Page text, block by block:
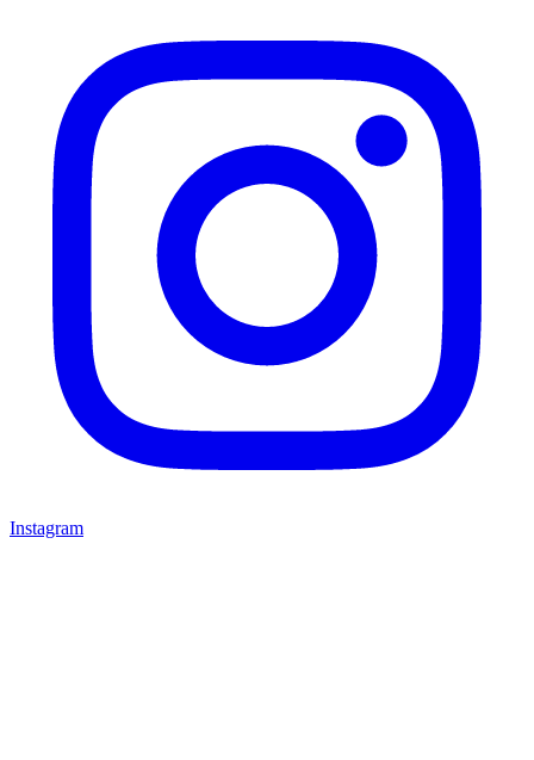
Instagram